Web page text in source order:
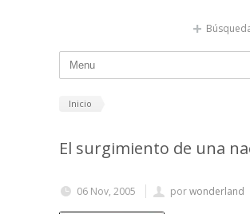
Inicio
El surgimiento de una
06 Nov, 2005 porwonderland